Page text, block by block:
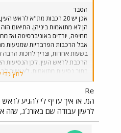
הסבר
אכן יש 20 רכבות מת"א
הן לא מתואמות ביניהן. התיאום
מחיפה, יורדים באוניברסיטה ואז
אבל הרכבות הפרבריות שמגיעות
הרכבת לראש העין. לכן הנסיעות
בתור נסיעות מתואמות. לא שווה
אוטובוס ישיר. וככל שאני מבין,
לפחות שני אוטובוסים, כי
מפתח תקוה. האין זה כך?
לחץ כדי
Re
לרעיון עבודה שם באורנ´ג, שזה